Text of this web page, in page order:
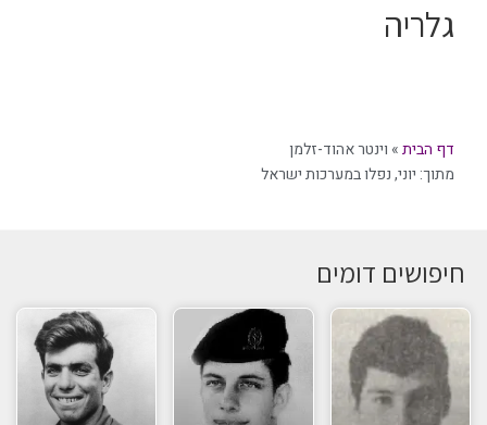
גלריה
דף הבית» וינטר אהוד-זלמן
מתוך: יוני,נפלו במערכות ישראל
חיפושים דומים